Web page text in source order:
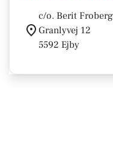
c/o. Berit
Granlyvej 12
5592 Ejby